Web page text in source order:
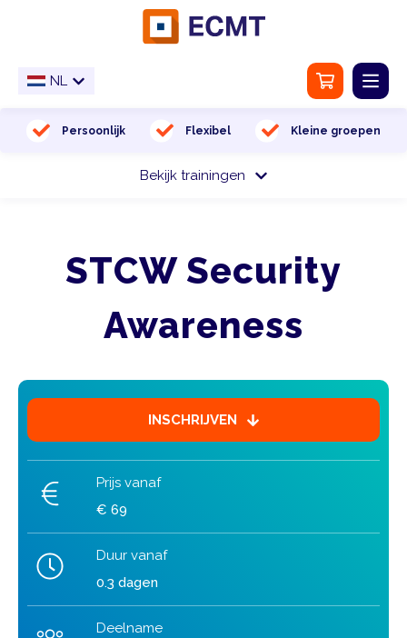
NL
NL
Persoonlijk Flexibel Kleine groepen
Bekijk trainingen
Home
Trainingslocatie
Vaccinaties
STCW Security
Awareness
INSCHRIJVEN
Prijs vanaf
€ 69
Duur vanaf
0.3 dagen
Deelname